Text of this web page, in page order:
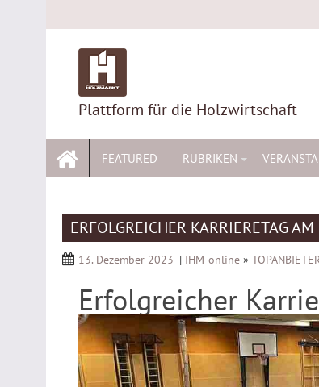
to
Plattform für die Holzwirtschaft
FEATURED RUBRIKEN
ERFOLGREICHER KARRIERETAG
13. Dezember 2023 | IHM-online »
Erfolgreicher